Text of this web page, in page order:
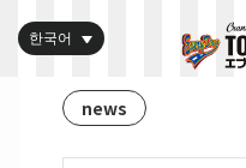
한국어
news